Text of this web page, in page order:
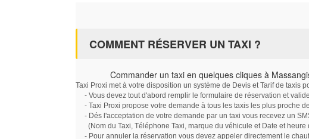
COMMENT RÉSERVER UN TAXI ?
Commander un taxi en quelques cliques à
Taxi Proxi met à votre disposition un système de Devis et Tarif de taxis
- Vous devez tout d'abord remplir le formulaire de réservation et
- Taxi Proxi propose votre demande à tous les taxis les plus proche
- Dés l'acceptation de votre demande par un taxi vous recevez un
(Nom du Taxi, Téléphone Taxi, marque du véhicule et Date et heure
- Pour annuler la réservation vous devez appeler directement le